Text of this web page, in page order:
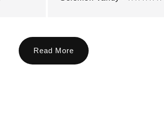
Read More